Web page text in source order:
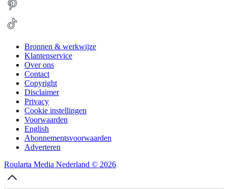
Bronnen & werkwijze
Klantenservice
Over ons
Contact
Copyright
Disclaimer
Privacy
Cookie instellingen
Voorwaarden
English
Abonnementsvoorwaarden
Adverteren
Roularta Media Nederland © 2026